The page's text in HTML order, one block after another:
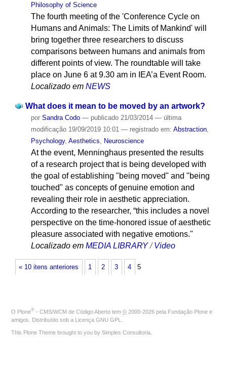
Philosophy of Science
The fourth meeting of the 'Conference Cycle on
Humans and Animals: The Limits of Mankind' will
bring together three researchers to discuss
comparisons between humans and animals from
different points of view. The roundtable will take
place on June 6 at 9.30 am in IEA’a Event Room.
Localizado em NEWS
What does it mean to be moved by an artwork?
por Sandra Codo — publicado21/03/2014 — última
modificação19/09/2019 10:01 — registrado em: Abstraction,
Psychology, Aesthetics Neuroscience
At the event, Menninghaus presented the results
of a research project that is being developed with
the goal of establishing "being moved" and "being
touched" as concepts of genuine emotion and
revealing their role in aesthetic appreciation.
According to the researcher, “this includes a novel
perspective on the time-honored issue of aesthetic
pleasure associated with negative emotions."
Localizado em MEDIA LIBRARY /Video
« 10 itens anteriores 1 2 3 4 5
O Plone® - CMS/WCM de Código Aberto tem © 2000-2026 pela Fundação Plone e
amigos. Distribuído sob a Licença GNU GPL
This Plone Theme brought to you by Simples Consultoria